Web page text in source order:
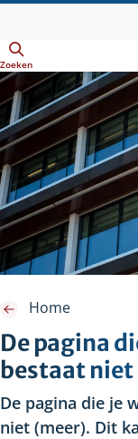
hoofdinhoud
Zoeken
De pagina
bestaat
Home
De pagina die je
niet (meer). Dit